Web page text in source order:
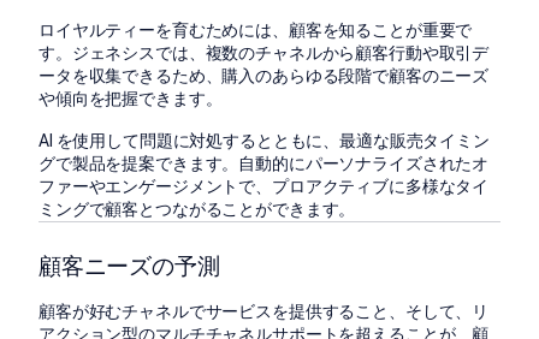
顧客ニーズの予測
顧客が好むチャネルでサービスを提供すること、そして、リ
アクション型のマルチチャネルサポートを超えることが、顧
ロイヤルティーを育むためには、顧客を知ることが重要で
す。ジェネシスでは、複数のチャネルから顧客行動や取引デ
ータを収集できるため、購入のあらゆる段階で顧客のニーズ
や傾向を把握できます。
AI を使用して問題に対処するとともに、最適な販売タイミン
グで製品を提案できます。自動的にパーソナライズされたオ
ファーやエンゲージメントで、プロアクティブに多様なタイ
ミングで顧客とつながることができます。